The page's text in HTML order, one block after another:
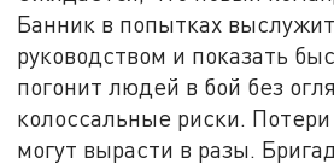
Банник в попытках
руководством и показать
погонит людей в бой без
колоссальные риски. Потери
могут вырасти в разы.